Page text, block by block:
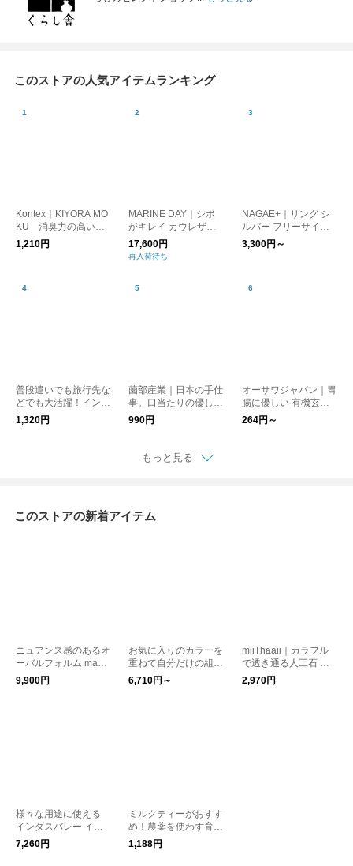
このストアの人気アイテムランキング
Kontex｜KIYORA MO
KU 消臭力の高いフ
ェイスタオル キヨラ
モク kurashisha
1,210円
MARINE DAY｜シボ
がキレイ カウレザー
ショルダーバッグ MIN
I HAUS ブラック キ
17,600円
再入荷待ち
NAGAE+｜リング シ
ルバー フリーサイ
ズ 錫(すず）ででき
たアクセサリー 指輪 1
ガエプリュス
3,300円～
普段遣いでも旅行先な
どでも大活躍！インド
綿ブロックプリント巾
着 40cm×30cm「母
1,320円
薗部産業｜日本の手仕
事。口当たりの優しい
ブナれんげ 15.5cm 木
製 新生活 kurashis
990円
オーサワジャパン｜胃
腸に優しい 有機玄米
粥 シリーズ kurashis
264円～
もっと見る
このストアの新着アイテム
ニュアンス感のあるオ
ーバルフォルム magia
|シルバーピアス #27
9,900円
お気に入りのカラーを
重ねて自分だけの組み
合わせに。 Palette 天
然石リング シルバー9
6,710円～
miiThaaii｜カラフル
で透き通る人工石 ス
トーンキランチャーム
NO.2 kurashisha fogit
2,970円
様々な用途に使える
インダスバレー イン
ド綿ブロックプリント
マルチカバー 150×23
7,260円
ミルクティーがおすす
め！農薬を使わず育て
られた ケニア山の紅
茶 コロコロ茶葉 200g
1,188円